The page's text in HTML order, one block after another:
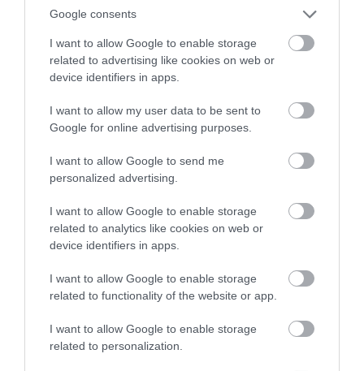
Google consents
I want to allow Google to enable storage
related to advertising like cookies on web or
device identifiers in apps.
I want to allow my user data to be sent to
Google for online advertising purposes.
I want to allow Google to send me
personalized advertising.
I want to allow Google to enable storage
related to analytics like cookies on web or
device identifiers in apps.
I want to allow Google to enable storage
related to functionality of the website or app.
I want to allow Google to enable storage
related to personalization.
NEVEZTEK MEG, ÉS A FÖLD
MEGINT FINOMAN JELEZTE:
HINNI MAGUNKAT
2026-07-30
LAPULT EGY KARDFOGÚ
RENDESEN